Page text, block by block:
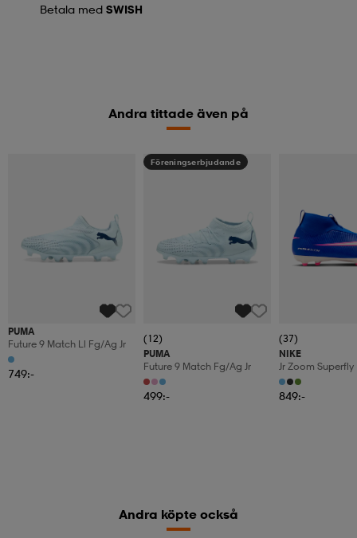
Betala med SWISH
Andra tittade även på
PUMA
Future 9 Match Ll Fg/ag Jr
749:-
Föreningserbjudande
(12)
PUMA
Future 9 Match Fg/ag Jr
499:-
(37)
NIKE
Jr Zoom
Fgmg
849:-
Andra köpte också